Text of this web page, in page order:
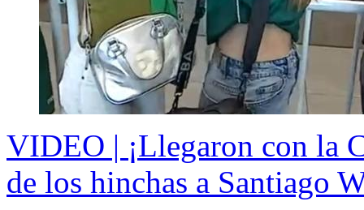
VIDEO | ¡Llegaron con la
de los hinchas a Santiago